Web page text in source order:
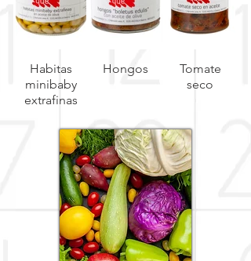
Habitas
minibaby
extrafinas
Hongos
Tomate
seco